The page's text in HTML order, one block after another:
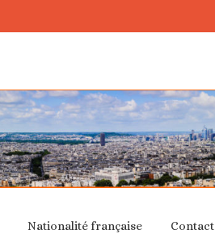
Nationalité française Contact